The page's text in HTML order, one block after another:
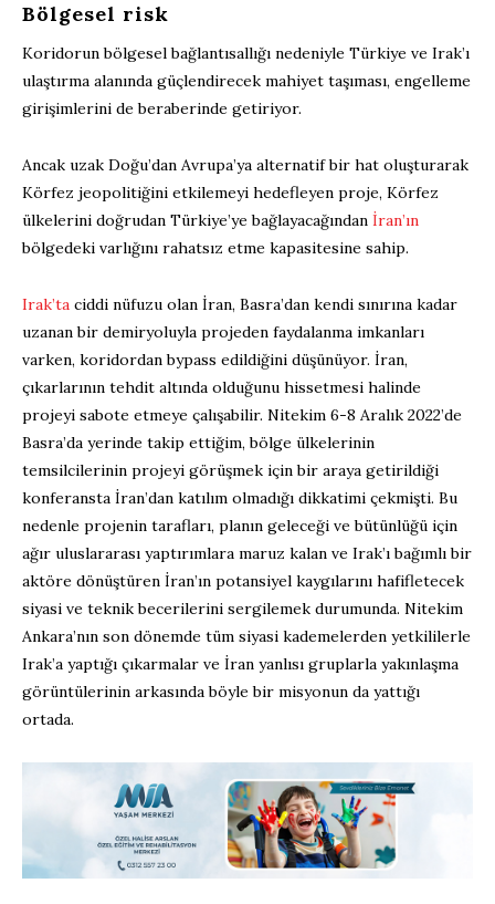
Bölgesel risk
Koridorun bölgesel bağlantısallığı nedeniyle Türkiye ve Irak’ı
ulaştırma alanında güçlendirecek mahiyet taşıması, engelleme
girişimlerini de beraberinde getiriyor.
Ancak uzak Doğu’dan Avrupa’ya alternatif bir hat oluşturarak
Körfez jeopolitiğini etkilemeyi hedefleyen proje, Körfez
ülkelerini doğrudan Türkiye’ye bağlayacağından İran’ın
bölgedeki varlığını rahatsız etme kapasitesine sahip.
Irak’ta ciddi nüfuzu olan İran, Basra’dan kendi sınırına kadar
uzanan bir demiryoluyla projeden faydalanma imkanları
varken, koridordan bypass edildiğini düşünüyor. İran,
çıkarlarının tehdit altında olduğunu hissetmesi halinde
projeyi sabote etmeye çalışabilir. Nitekim 6-8 Aralık 2022’de
Basra’da yerinde takip ettiğim, bölge ülkelerinin
temsilcilerinin projeyi görüşmek için bir araya getirildiği
konferansta İran’dan katılım olmadığı dikkatimi çekmişti. Bu
nedenle projenin tarafları, planın geleceği ve bütünlüğü için
ağır uluslararası yaptırımlara maruz kalan ve Irak’ı bağımlı bir
aktöre dönüştüren İran’ın potansiyel kaygılarını hafifletecek
siyasi ve teknik becerilerini sergilemek durumunda. Nitekim
Ankara’nın son dönemde tüm siyasi kademelerden yetkililerle
Irak’a yaptığı çıkarmalar ve İran yanlısı gruplarla yakınlaşma
görüntülerinin arkasında böyle bir misyonun da yattığı
ortada.